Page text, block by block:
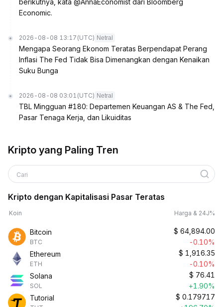
berikutnya, kata @AnnaEconomist dari Bloomberg
Economic.
2026-08-08 13:17 (UTC) Netral
Mengapa Seorang Ekonom Teratas Berpendapat Perang
Inflasi The Fed Tidak Bisa Dimenangkan dengan Kenaikan
Suku Bunga
2026-08-08 03:01 (UTC) Netral
TBL Mingguan #180: Departemen Keuangan AS & The Fed,
Pasar Tenaga Kerja, dan Likuiditas
Kripto yang Paling Tren
Cari
Kripto dengan Kapitalisasi Pasar Teratas
Koin Harga & 24J%
Bitcoin
BTC
$ 64,894.00
-0.10%
Ethereum
ETH
$ 1,916.35
-0.10%
Solana
SOL
$ 76.41
+1.90%
Tutorial
$ 0.179717